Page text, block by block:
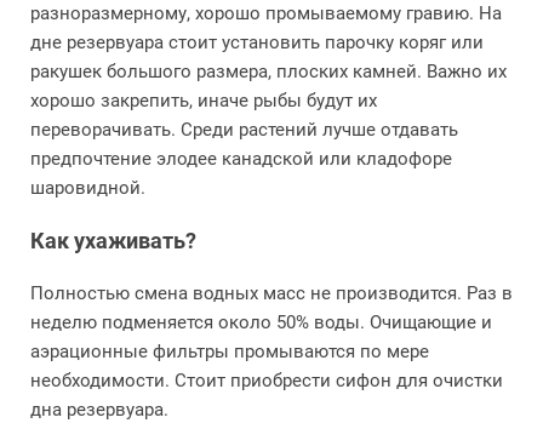
разноразмерному, хорошо промываемому гравию. На
дне резервуара стоит установить парочку коряг или
ракушек большого размера, плоских камней. Важно их
хорошо закрепить, иначе рыбы будут их
переворачивать. Среди растений лучше отдавать
предпочтение элодее канадской или кладофоре
шаровидной.
Как ухаживать?
Полностью смена водных масс не производится. Раз в
неделю подменяется около 50% воды. Очищающие и
аэрационные фильтры промываются по мере
необходимости. Стоит приобрести сифон для очистки
дна резервуара.